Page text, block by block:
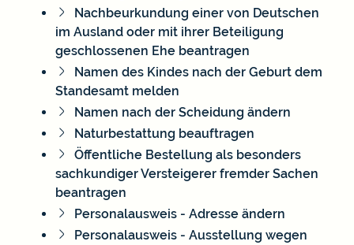
Nachbeurkundung einer von Deutschen
im Ausland oder mit ihrer Beteiligung
geschlossenen Ehe beantragen
Namen des Kindes nach der Geburt dem
Standesamt melden
Namen nach der Scheidung ändern
Naturbestattung beauftragen
Öffentliche Bestellung als besonders
sachkundiger Versteigerer fremder Sachen
beantragen
Personalausweis - Adresse ändern
Personalausweis - Ausstellung wegen